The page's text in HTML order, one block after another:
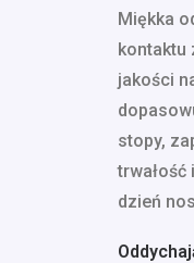
Miękka
kontaktu
jakości
stopy,
trwałość
dzień